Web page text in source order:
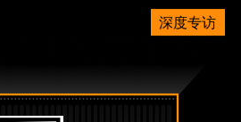
深度专访